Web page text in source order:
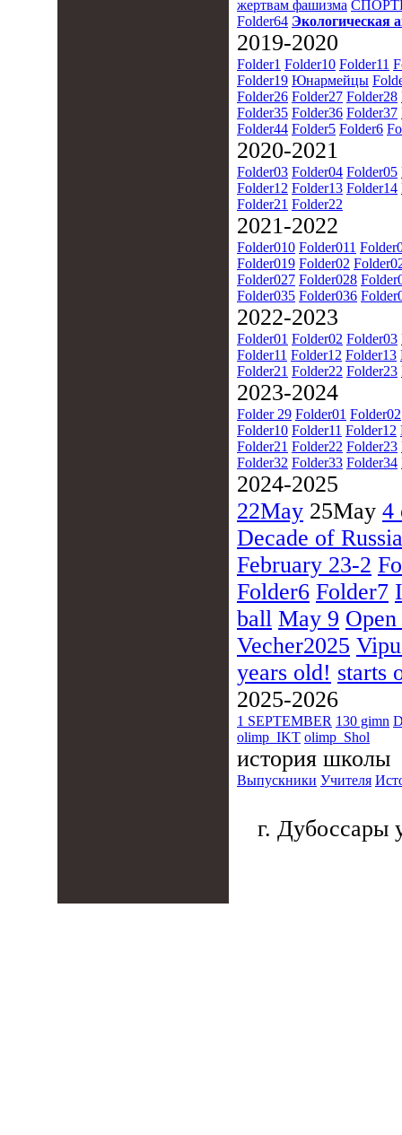
жертвам фашизма
Folder64 Экологическая
2019-2020
Folder1 Folder10 Folder11
Folder19 Юнармейцы
Folder26 Folder27 Folder28
Folder35 Folder36 Folder37
Folder44 Folder5 Folder6
2020-2021
Folder03 Folder04 Folder05
Folder12 Folder13 Folder14
Folder21 Folder22
2021-2022
Folder010 Folder011
Folder019 Folder02
Folder027 Folder028
Folder035 Folder036
2022-2023
Folder01 Folder02 Folder03
Folder11 Folder12 Folder13
Folder21 Folder22 Folder23
2023-2024
Folder 29 Folder01 Folder02
Folder10 Folder11 Folder12
Folder21 Folder22 Folder23
Folder32 Folder33 Folder34
2024-2025
22May 25May 4
Decade of
February 23-2
Folder6 Folder7
ball May 9
Vecher2025
years old! starts
2025-2026
1 SEPTEMBER 130 gimn
olimp_IKT olimp_Shol
история школы
Выпускники Учителя
г. Дубоссары